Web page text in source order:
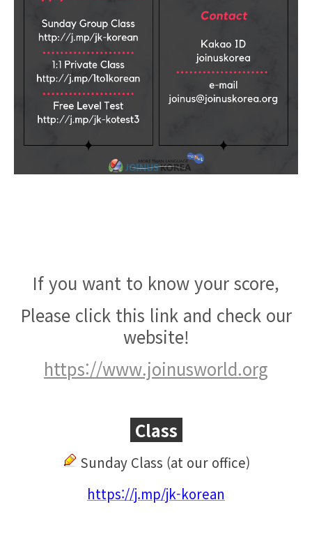
If you want to know your score,
Please click this link and check our
website!
https://www.joinusworld.org
Class
Sunday Class (at our office)
https://j.mp/jk-korean